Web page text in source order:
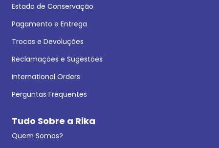
Estado de Conservação
Pagamento e Entrega
Trocas e Devoluções
Reclamações e Sugestões
International Orders
Perguntas Frequentes
Tudo Sobre a Rika
Quem Somos?